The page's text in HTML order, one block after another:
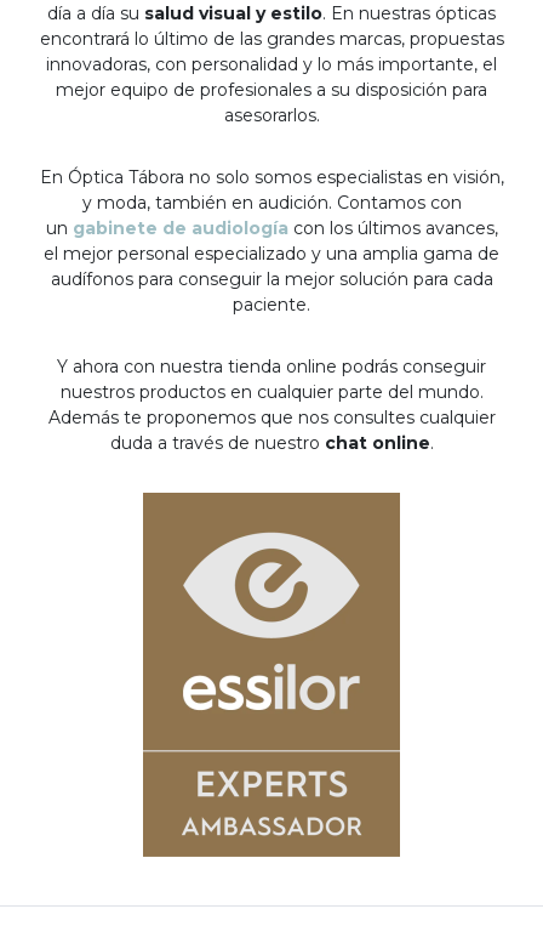
día a día su salud visual y estilo. En nuestras ópticas
encontrará lo último de las grandes marcas, propuestas
innovadoras, con personalidad y lo más importante, el
mejor equipo de profesionales a su disposición para
asesorarlos.
En Óptica Tábora no solo somos especialistas en visión,
y moda, también en audición. Contamos con
un gabinete de audiología con los últimos avances,
el mejor personal especializado y una amplia gama de
audífonos para conseguir la mejor solución para cada
paciente.
Y ahora con nuestra tienda online podrás conseguir
nuestros productos en cualquier parte del mundo.
Además te proponemos que nos consultes cualquier
duda a través de nuestro chat online.